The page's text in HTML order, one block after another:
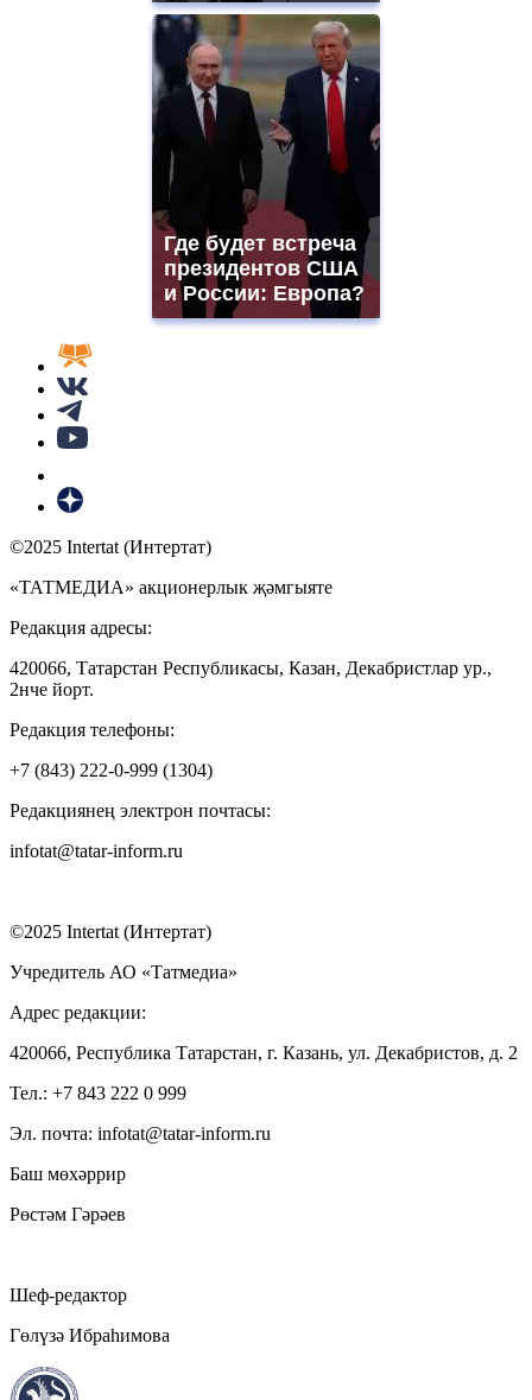
Где будет встреча
президентов США
и России: Европа?
©2025 Intertat (Интертат)
«ТАТМЕДИА» акционерлык җәмгыяте
Редакция адресы:
420066, Татарстан Республикасы, Казан, Декабристлар ур.,
2нче йорт.
Редакция телефоны:
+7 (843) 222-0-999 (1304)
Редакциянең электрон почтасы:
infotat@tatar-inform.ru
©2025 Intertat (Интертат)
Учредитель АО «Татмедиа»
Адрес редакции:
420066, Республика Татарстан, г. Казань, ул. Декабристов, д. 2
Тел.: +7 843 222 0 999
Эл. почта: infotat@tatar-inform.ru
Баш мөхәррир
Рөстәм Гәрәев
Шеф-редактор
Гөлүзә Ибраһимова